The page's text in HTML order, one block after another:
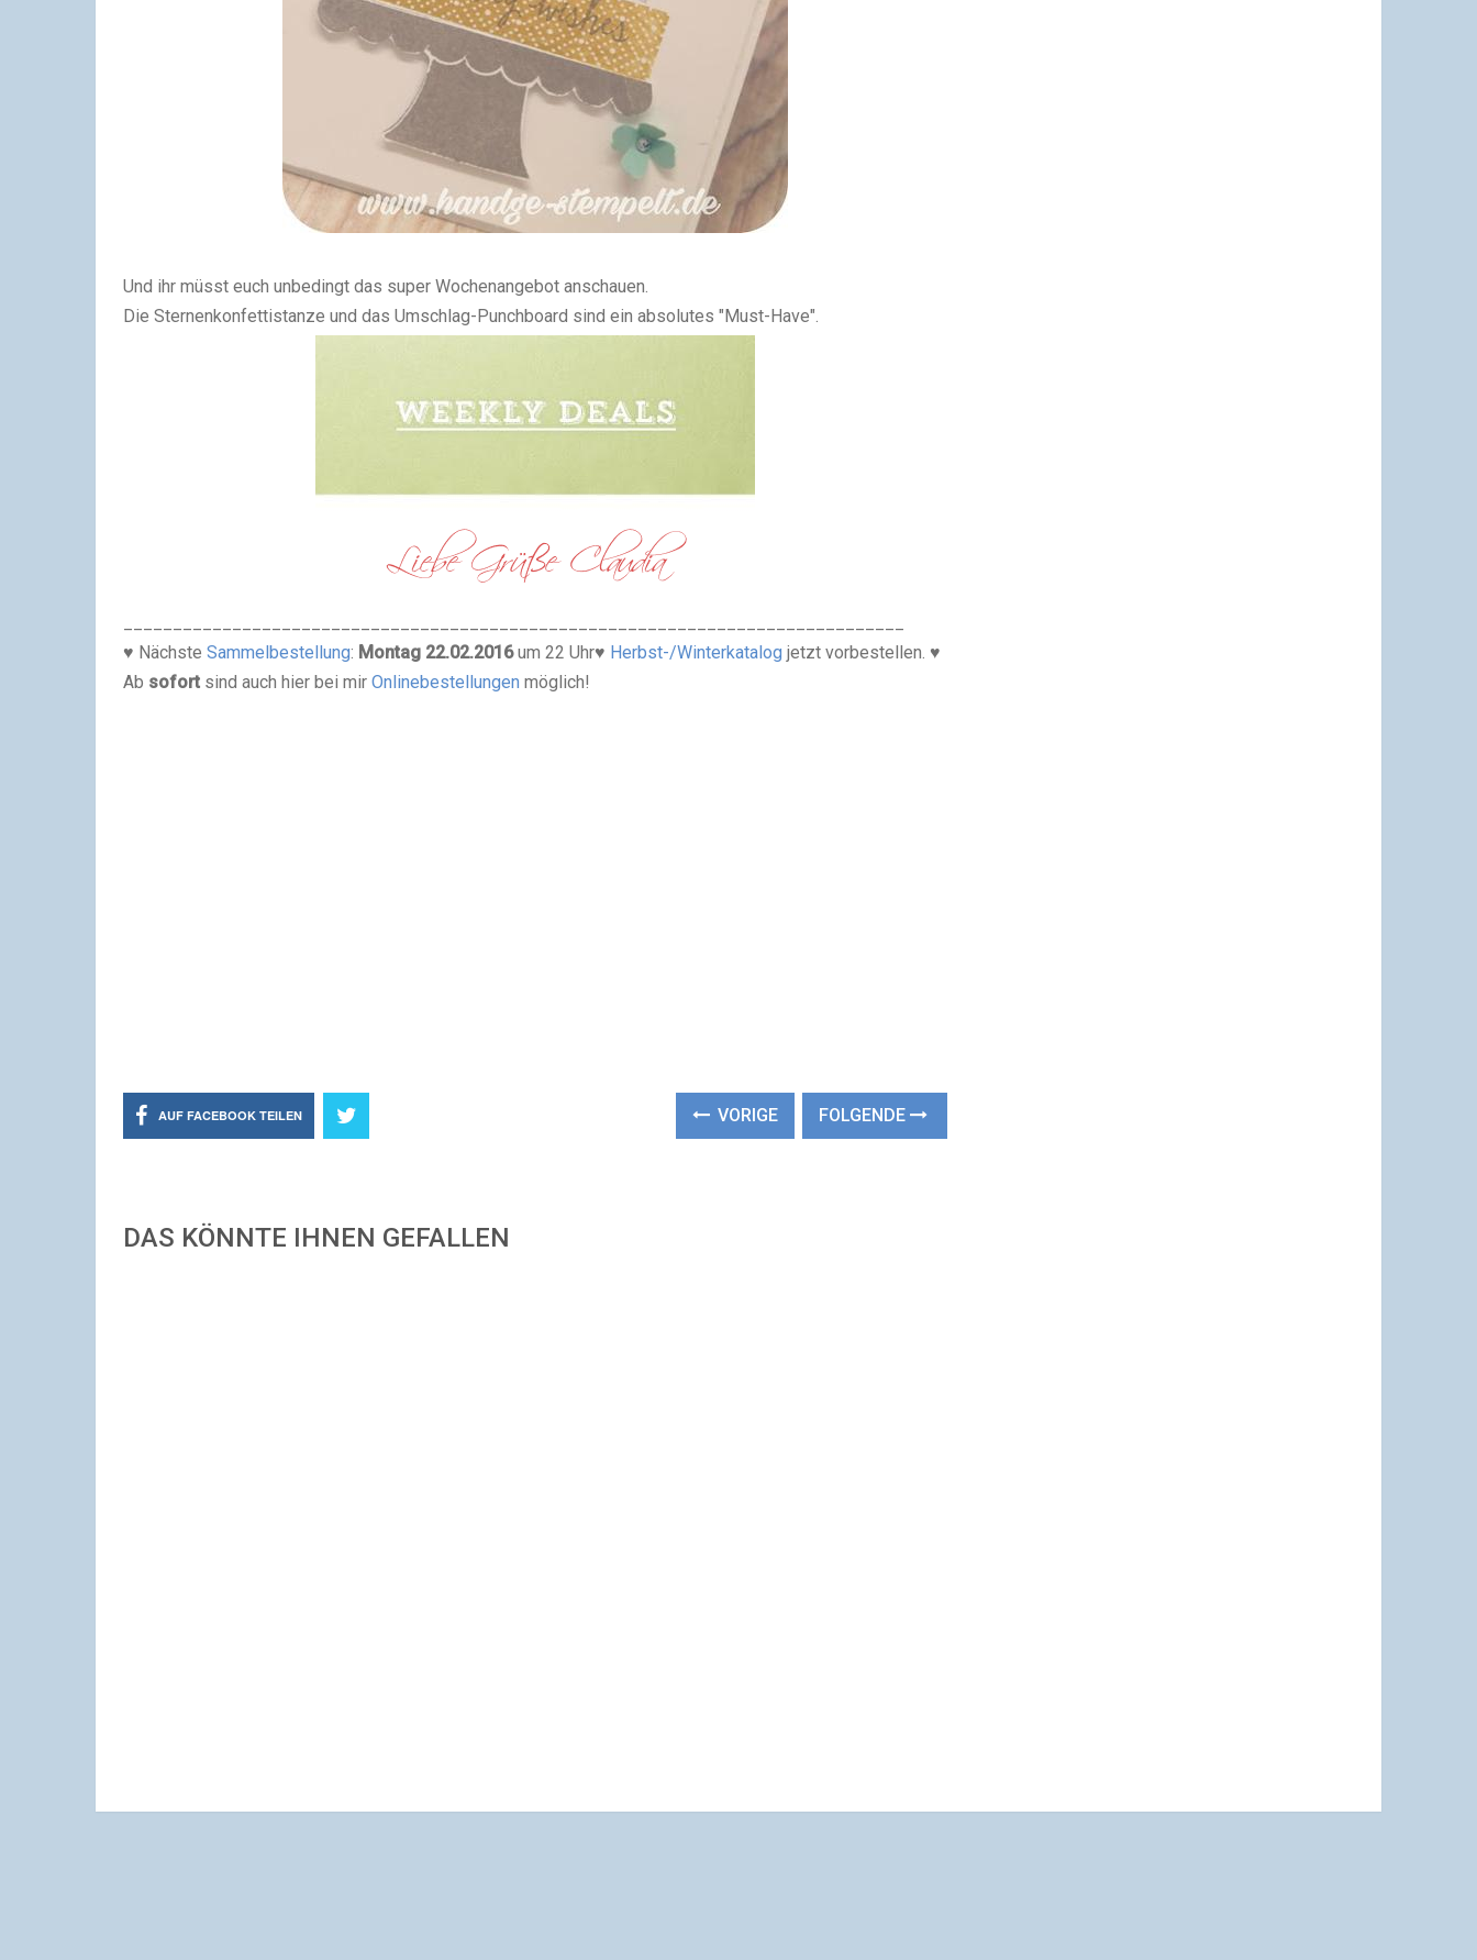
Und ihr müsst euch unbedingt das super Wochenangebot anschauen.
Die Sternenkonfettistanze und das Umschlag-Punchboard sind ein absolutes "Must-Have".
♥ Nächste Sammelbestellung: Montag 22.02.2016um 22 Uhr♥ Herbst-/Winterkatalog jetzt vorbestellen. ♥
Ab sofort sind auch hier bei mir Onlinebestellungen möglich!
AUF FACEBOOK TEILEN VORIGE FOLGENDE
DAS KÖNNTE IHNEN GEFALLEN